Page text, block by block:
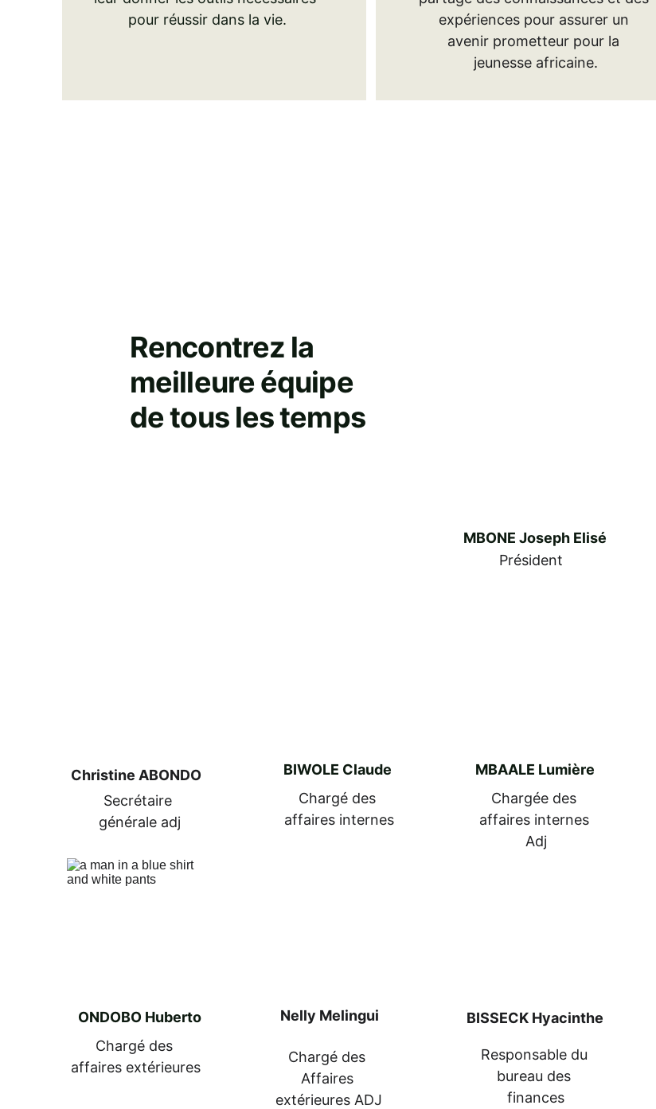
pour réussir dans la vie.
expériences pour assurer un
avenir prometteur pour la
jeunesse africaine.
Rencontrez la
meilleure équipe
de tous les temps
MBONE Joseph Elisé
Président
Christine ABONDO BIWOLE Claude MBAALE Lumière
BISSECK Hyacinthe
ONDOBO Huberto
Secrétaire
générale adj
Chargé des
affaires internes
Chargée des
affaires internes
Adj
Chargé des
affaires extérieures
Responsable du
bureau des
finances
Chargé des
Affaires
extérieures ADJ
Nelly Melingui